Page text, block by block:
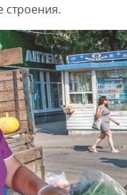
строения.